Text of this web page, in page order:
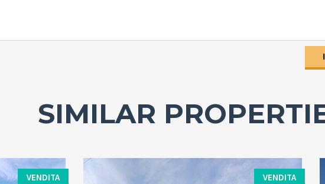
SIMILAR
VENDITA VENDITA